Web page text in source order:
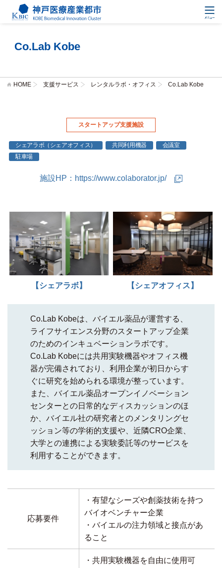
Co.Lab Kobe
HOME 支援サービス レンタルラボ・オフィス Co.Lab Kobe
スタートアップ支援施設
シェアラボ（シェアオフィス） 共同利用機器
会議室
駐車場
施設HP： https://www.colaborator.jp/
【シェアラボ】 【シェアオフィス】
Co.Lab Kobeは、バイエル薬品が運営する、
ライフサイエンス分野のスタートアップ企業
のためのインキュベーションラボです。
Co.Lab Kobeには共用実験機器やオフィス機
器が完備されており、利用企業が初日からす
ぐに研究を始められる環境が整っています。
また、バイエル薬品オープンイノベーション
センターとの日常的なディスカッションのほ
か、バイエル社の研究者とのメンタリングセ
ッション等の学術的支援や、近隣CRO企業、
大学との連携による実験委託等のサービスを
利用することができます。
応募要件
・有望なシーズや創薬技術を持つ
バイオベンチャー企業
・バイエルの注力領域と接点があ
ること
・共用実験機器を自由に使用可